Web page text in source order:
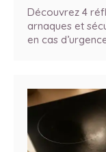
Découvrez 4
arnaques et
en cas